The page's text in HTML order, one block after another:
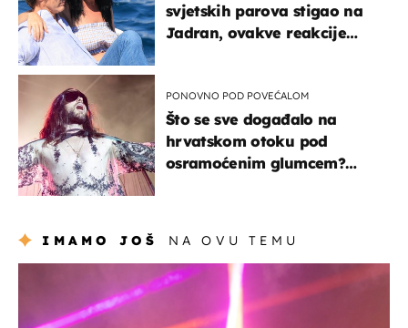
svjetskih parova stigao na
Jadran, ovakve reakcije
PONOVNO POD POVEĆALOM
Što se sve događalo na
hrvatskom otoku pod
osramoćenim glumcem?
IMAMO JOŠ NA OVU TEMU